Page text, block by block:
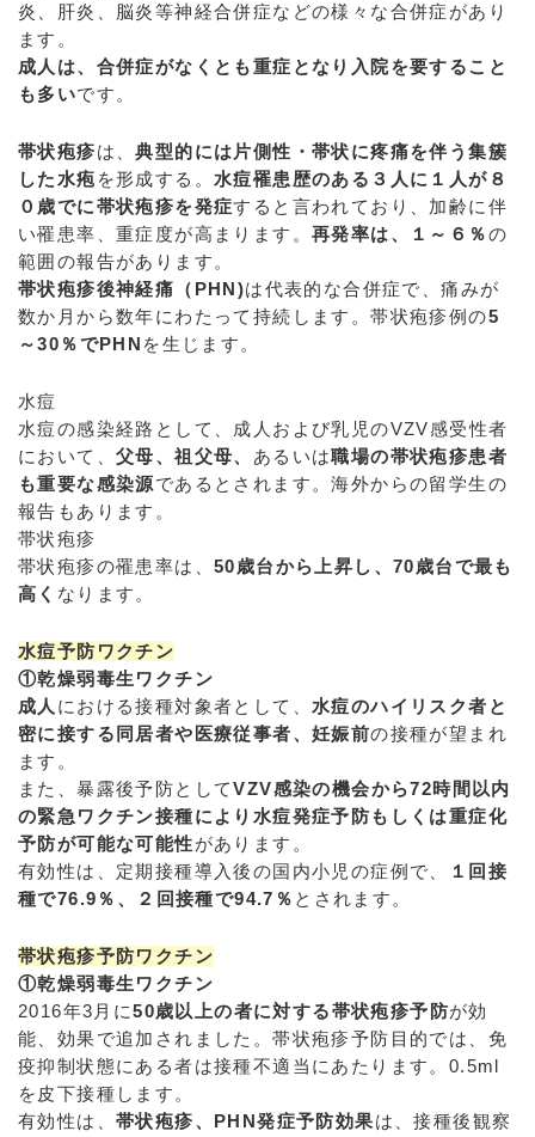
炎、肝炎、脳炎等神経合併症などの様々な合併症があり
ます。
成人は、合併症がなくとも重症となり入院を要すること
も多いです。
帯状疱疹は、典型的には片側性・帯状に疼痛を伴う集簇
した水疱 を形成する。 水痘罹患歴のある３人に１人が８
０歳でに帯状疱疹を発症すると言われており、加齢に伴
い罹患率、重症度が高まります。 再発率は、１～６％の
範囲の報告があります。
帯状疱疹後神経痛（PHN)は代表的な合併症で、痛みが
数か月から数年にわたって持続します。帯状疱疹例の5
～30％でPHN を生じます。
水痘
水痘の感染経路として、成人および乳児のVZV感受性者
において、 父母、祖父母、 あるいは職場の帯状疱疹患者
も重要な感染源であるとされます。海外からの留学生の
報告もあります。
帯状疱疹
帯状疱疹の罹患率は、 50歳台から上昇し、70歳台で最も
高く なります。
水痘予防ワクチン
①乾燥弱毒生ワクチン
成人 における接種対象者として、 水痘のハイリスク者と
密に接する同居者や医療従事者、妊娠前の接種が望まれ
ます。
また、暴露後予防としてVZV感染の機会から72時間以内
の緊急ワクチン接種により水痘発症予防もしくは重症化
予防が可能な可能性があります。
有効性は、定期接種導入後の国内小児の症例で、
１回接
種で76.9％、２回接種で94.7％ とされます。
帯状疱疹予防ワクチン
①乾燥弱毒生ワクチン
2016年3月に50歳以上の者に対する帯状疱疹予防が効
能、効果で追加されました。帯状疱疹予防目的では、免
疫抑制状態にある者は接種不適当にあたります。0.5ml
を皮下接種します。
有効性は、 帯状疱疹、PHN発症予防効果は、接種後観察